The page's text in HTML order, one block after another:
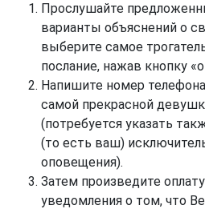
Прослушайте
варианты объяснений о
выберите самое
послание, нажав кнопку
Напишите номер
самой прекрасной
(потребуется указать
(то есть ваш)
оповещения).
Затем произведите
уведомления о том, что